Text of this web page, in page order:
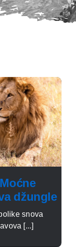
džungle
snova
[...]